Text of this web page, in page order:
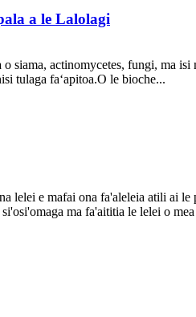
a le Lalolagi
siama, actinomycetes, fungi, ma
tulaga faʻapitoa.O le bioche...
lelei e mafai ona fa'aleleia atili ai
ma fa'aititia le lelei o